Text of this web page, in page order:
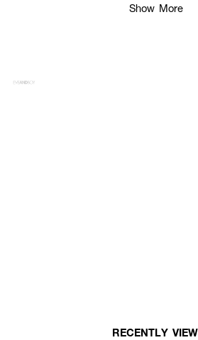
วิธีใช้ แตะครีม 3 จุดบนใบหน้า ลูบไล้เกลี่ยครีมให้ทั่
Show More
RECENTLY